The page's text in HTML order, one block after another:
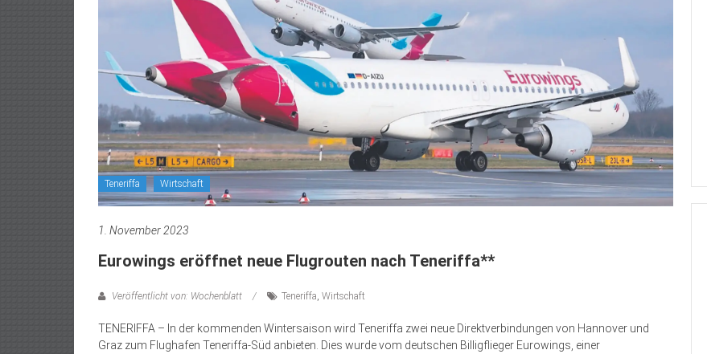
Teneriffa Wirtschaft
1. November 2023
Eurowings eröffnet neue Flugrouten nach Teneriffa**
Veröffentlicht von: Wochenblatt Teneriffa, Wirtschaft
TENERIFFA – In der kommenden Wintersaison wird Teneriffa zwei neue Direktverbindungen von Hannover und
Graz zum Flughafen Teneriffa-Süd anbieten. Dies wurde vom deutschen Billigflieger Eurowings, einer